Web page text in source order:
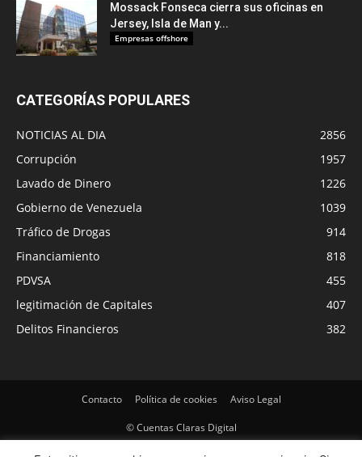
Mossack Fonseca cierra sus oficinas en
Jersey, Isla de Man y...
Empresas offshore
CATEGORÍAS POPULARES
NOTICIAS AL DIA
2856
Corrupción
1957
Lavado de Dinero
1226
Gobierno de Venezuela
1039
Tráfico de Drogas
914
Financiamiento
818
PDVSA
455
legitimación de Capitales
407
Delitos Financieros
382
Contacto Política de cookies Aviso Legal
© Cuentas Claras Digital